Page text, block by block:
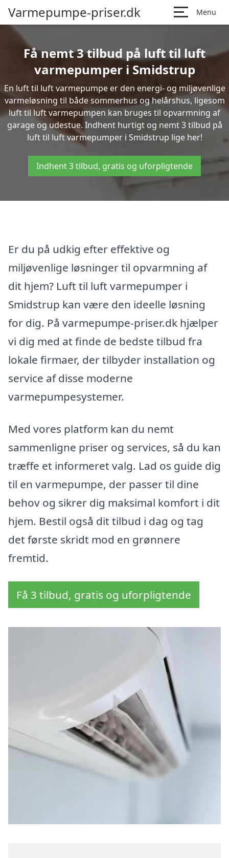
Varmepumpe-priser.dk Menu
Få nemt 3 tilbud på luft til luft
varmepumper i Smidstrup
En luft til luft varmepumpe er den energi- og miljøvenlige
varmeløsning til både sommerhus og helårshus, ligesom
luft til luft varmepumpen kan bruges til opvarmning af
garage og udestue. Indhent hurtigt og nemt 3 tilbud på
luft til luft varmepumper i Smidstrup lige her!
Indhent 3 tilbud, gratis og uforpligtende
Er du på udkig efter effektive og
miljøvenlige løsninger til opvarmning af
dit hjem? Luft til luft varmepumper i
Smidstrup kan være den ideelle løsning
for dig. På varmepumpe-priser.dk hjælper
vi dig med at finde de bedste tilbud fra
lokale firmaer, der tilbyder installation og
service af disse moderne
varmepumpesystemer.
Med vores platform kan du nemt
sammenligne priser og services, så du kan
træffe et informeret valg. Lad os guide dig
til en varmepumpe, der passer til dine
behov og sikrer dig maksimal komfort i dit
hjem. Bestil også dit tilbud i dag og tag
det første skridt mod en grønnere
fremtid.
Få 3 tilbud, gratis og uforpligtende